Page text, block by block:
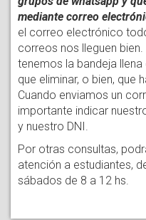
mediante correo
el correo electrónico
correos nos lleguen
tenemos la bandeja
que eliminar, o bien, que
Cuando enviamos un
importante indicar
y nuestro DNI.
Por otras consultas,
atención a estudiantes,
sábados de 8 a 12 hs.